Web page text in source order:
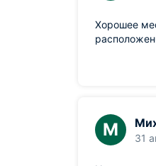
Хорошее
М 31